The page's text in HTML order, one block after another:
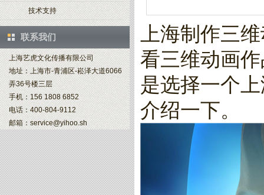
技术支持
联系我们
上海艺虎文化传播有限公司
地址：上海市-青浦区-崧泽大道6066
弄36号楼三层
手机：156 1808 6852
电话：400-804-9112
邮箱：service@yihoo.sh
上海制作三
看三维动画
是选择一个
介绍一下。